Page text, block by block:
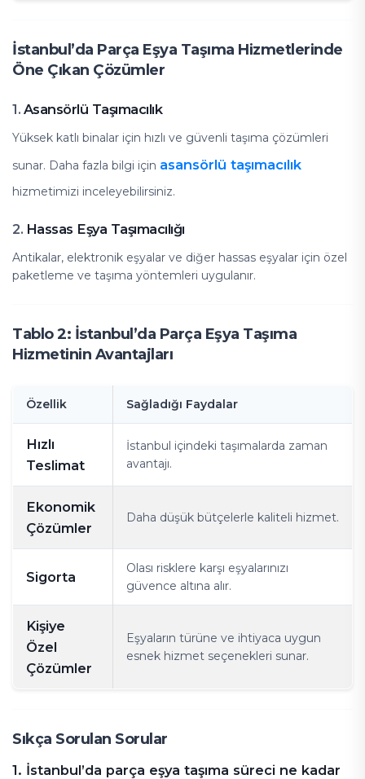
İstanbul’da Parça Eşya Taşıma Hizmetlerinde
Öne Çıkan Çözümler
1. Asansörlü Taşımacılık
Yüksek katlı binalar için hızlı ve güvenli taşıma çözümleri
sunar. Daha fazla bilgi için asansörlü taşımacılık
hizmetimizi inceleyebilirsiniz.
2. Hassas Eşya Taşımacılığı
Antikalar, elektronik eşyalar ve diğer hassas eşyalar için özel
paketleme ve taşıma yöntemleri uygulanır.
Tablo 2: İstanbul’da Parça Eşya Taşıma
Hizmetinin Avantajları
Özellik Sağladığı Faydalar
Hızlı
Teslimat
İstanbul içindeki taşımalarda zaman
avantajı.
Ekonomik
Çözümler
Daha düşük bütçelerle kaliteli hizmet.
Sigorta
Olası risklere karşı eşyalarınızı
güvence altına alır.
Kişiye
Özel
Çözümler
Eşyaların türüne ve ihtiyaca uygun
esnek hizmet seçenekleri sunar.
Sıkça Sorulan Sorular
1. İstanbul’da parça eşya taşıma süreci ne kadar